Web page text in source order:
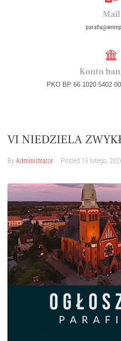
Mail
Konto
PKO BP 66 1020 5402
VI NIEDZIELA
ByAdministrator Posted 15 lutego,